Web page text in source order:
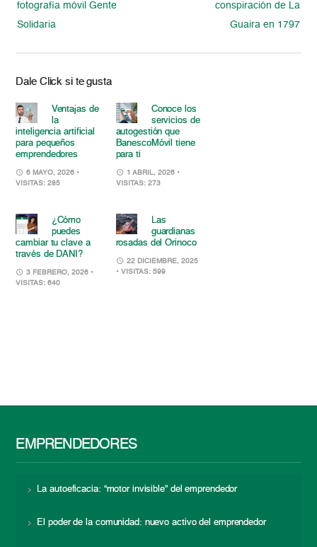
fotografía móvil Gente
Solidaria
conspiración de La
Guaira en 1797
Dale Click si te gusta
Ventajas de
la
inteligencia artificial
para pequeños
emprendedores
6 MAYO, 2026 •
VISITAS: 285
Conoce los
servicios de
autogestión que
BanescoMóvil tiene
para ti
1 ABRIL, 2026 •
VISITAS: 273
¿Cómo
puedes
cambiar tu clave a
través de DANI?
3 FEBRERO, 2026 •
VISITAS: 640
Las
guardianas
rosadas del Orinoco
22 DICIEMBRE, 2025
• VISITAS: 599
EMPRENDEDORES
La autoeficacia: “motor invisible” del emprendedor
El poder de la comunidad: nuevo activo del emprendedor